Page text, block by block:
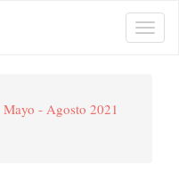
- Agosto 2021